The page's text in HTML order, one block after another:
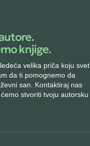
knjige.
velika priča koju svet
da ti pomognemo da
san. Kontaktiraj nas
stvoriti tvoju autorsku